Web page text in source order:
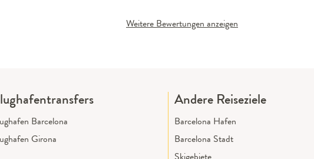
Weitere Bewertungen anzeigen
Barcelona
Girona
Andere Reiseziele
Barcelona Hafen
Barcelona Stadt
Skigebiete